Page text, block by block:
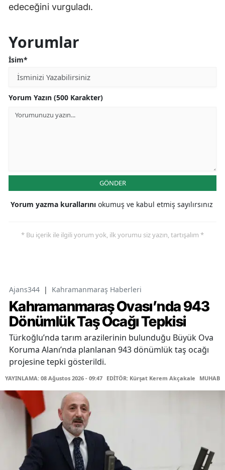
edeceğini vurguladı.
Yorumlar
İsim*
Yorum Yazın (500 Karakter)
GÖNDER
Yorum yazma kurallarını okumuş ve kabul etmiş sayılırsınız
* Bu içerik ile ilgili yorum yok, ilk yorumu siz yazın, tartışalım *
Ajans344 | Kahramanmaraş Haberleri
Kahramanmaraş Ovası’nda 943
Dönümlük Taş Ocağı Tepkisi
Türkoğlu’nda tarım arazilerinin bulunduğu Büyük Ova
Koruma Alanı’nda planlanan 943 dönümlük taş ocağı
projesine tepki gösterildi.
YAYINLAMA: 08 Ağustos 2026 - 09:47 EDİTÖR: Kürşat Kerem Akçakale